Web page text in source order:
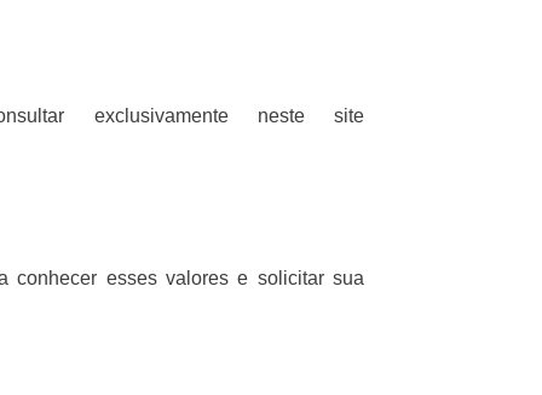
exclusivamente neste site
conhecer esses valores e solicitar sua